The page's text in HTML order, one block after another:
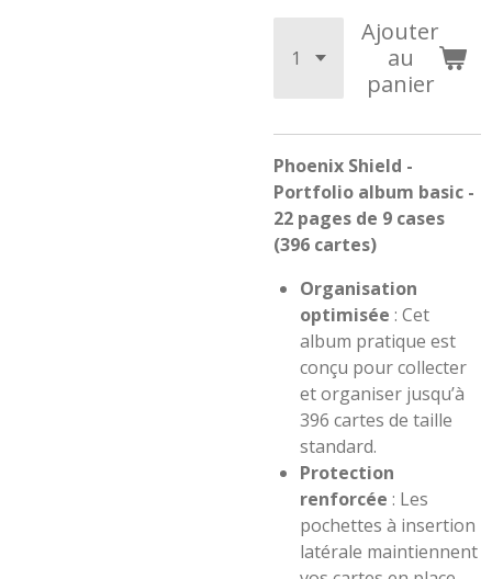
Ajouter
au
panier
Phoenix Shield -
Portfolio album basic -
22 pages de 9 cases
(396 cartes)
Organisation
optimisée : Cet
album pratique est
conçu pour collecter
et organiser jusqu’à
396 cartes de taille
standard.
Protection
renforcée : Les
pochettes à insertion
latérale maintiennent